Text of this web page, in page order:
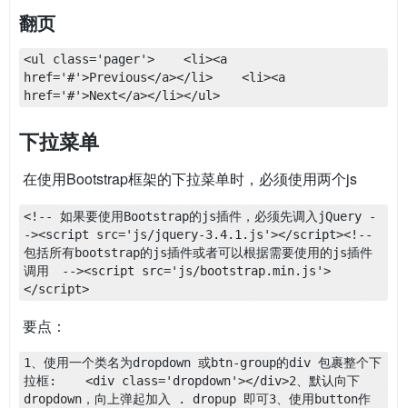
翻页
<ul class='pager'>    <li><a
href='#'>Previous</a></li>    <li><a
href='#'>Next</a></li></ul>
下拉菜单
​ 在使用Bootstrap框架的下拉菜单时，必须使用两个js
<!-- 如果要使用Bootstrap的js插件，必须先调入jQuery -
-><script src='js/jquery-3.4.1.js'></script><!--
包括所有bootstrap的js插件或者可以根据需要使用的js插件
调用　--><script src='js/bootstrap.min.js'>
</script>
​ 要点：
1、使用一个类名为dropdown 或btn-group的div 包裹整个下
拉框:    <div class='dropdown'></div>2、默认向下
dropdown，向上弹起加入 . dropup 即可3、使用button作